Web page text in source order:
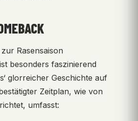
Rasensaison
besonders faszinierend
glorreicher Geschichte auf
Zeitplan, wie von
umfasst: